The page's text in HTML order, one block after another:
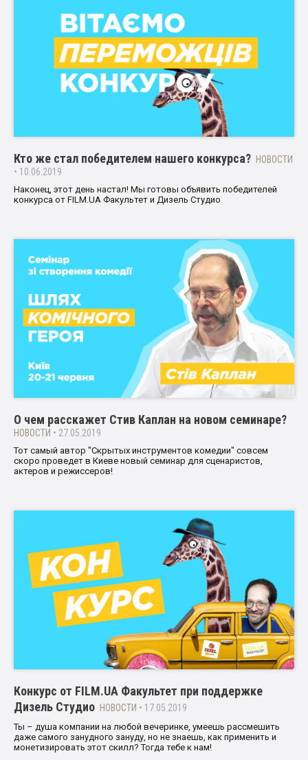
Кто же стал победителем нашего конкурса? НОВОСТИ
• 10.06.2019
Наконец, этот день настал! Мы готовы объявить победителей
конкурса от FILM.UA Факультет и Дизель Студио
О чем расскажет Стив Каплан на новом семинаре?
НОВОСТИ • 27.05.2019
Тот самый автор "Скрытых инструментов комедии" совсем
скоро проведет в Киеве новый семинар для сценаристов,
актеров и режиссеров!
Конкурс от FILM.UA Факультет при поддержке
Дизель Студио НОВОСТИ • 17.05.2019
Ты – душа компании на любой вечеринке, умеешь рассмешить
даже самого занудного зануду, но не знаешь, как применить и
монетизировать этот скилл? Тогда тебе к нам!